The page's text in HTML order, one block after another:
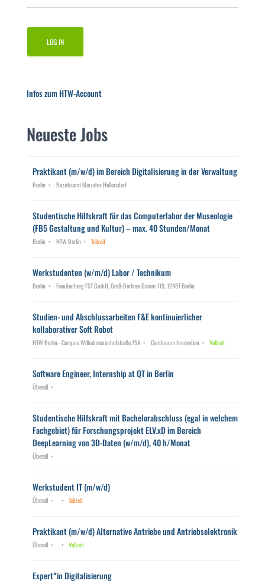
Infos zum HTW-Account
Neueste Jobs
Praktikant (m/w/d) im Bereich Digitalisierung in der Verwaltung
Berlin Bezirksamt Marzahn-Hellersdorf
Studentische Hilfskraft für das Computerlabor der Museologie
(FB5 Gestaltung und Kultur) – max. 40 Stunden/Monat
Berlin HTW Berlin Teilzeit
Werkstudenten (w/m/d) Labor / Technikum
Berlin Freudenberg FST GmbH, Groß-Berliner Damm 119, 12487 Berlin
Studien- und Abschlussarbeiten F&E kontinuierlicher
kollaborativer Soft Robot
HTW Berlin - Campus Wilhelmienenhofstraße 75A Continuum Innovation Vollzeit
Software Engineer, Internship at QT in Berlin
Überall
Studentische Hilfskraft mit Bachelorabschluss (egal in welchem
Fachgebiet) für Forschungsprojekt ELV.xD im Bereich
DeepLearning von 3D-Daten (w/m/d), 40 h/Monat
Überall
Werkstudent IT (m/w/d)
Überall Teilzeit
Praktikant (m/w/d) Alternative Antriebe und Antriebselektronik
Überall Vollzeit
Expert*in Digitalisierung